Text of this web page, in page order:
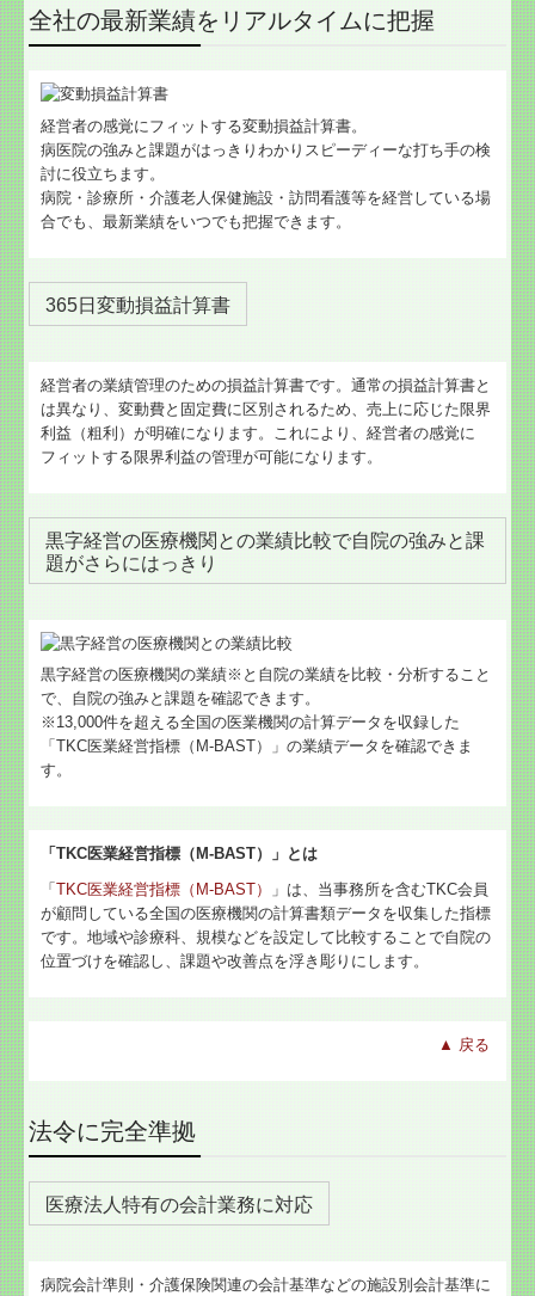
全社の最新業績をリアルタイムに把握
経営者の感覚にフィットする変動損益計算書。
病医院の強みと課題がはっきりわかりスピーディーな打ち手の検
討に役立ちます。
病院・診療所・介護老人保健施設・訪問看護等を経営している場
合でも、最新業績をいつでも把握できます。
365日変動損益計算書
経営者の業績管理のための損益計算書です。通常の損益計算書と
は異なり、変動費と固定費に区別されるため、売上に応じた限界
利益（粗利）が明確になります。これにより、経営者の感覚に
フィットする限界利益の管理が可能になります。
黒字経営の医療機関との業績比較で自院の強みと課
題がさらにはっきり
黒字経営の医療機関の業績※と自院の業績を比較・分析すること
で、自院の強みと課題を確認できます。
※13,000件を超える全国の医業機関の計算データを収録した
「TKC医業経営指標（M-BAST）」の業績データを確認できま
す。
「TKC医業経営指標（M-BAST）」とは
「TKC医業経営指標（M-BAST）
」は、当事務所を含むTKC会員
が顧問している全国の医療機関の計算書類データを収集した指標
です。地域や診療科、規模などを設定して比較することで自院の
位置づけを確認し、課題や改善点を浮き彫りにします。
▲ 戻る
法令に完全準拠
医療法人特有の会計業務に対応
病院会計準則・介護保険関連の会計基準などの施設別会計基準に